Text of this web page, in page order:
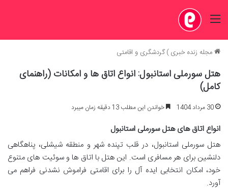
منو
مجله زنده خبری)گردشگری و اقامتی
هتل سورملی استانبول: انواع اتاق ها و امکانات (راهنمای
کامل)
30 مرداد 1404 خواندن این مطلب 13 دقیقه زمان میبرد
انواع اتاق های هتل سورملی استانبول
هتل سورملی استانبول، در قلب تپنده شهر و منطقه شیشلی، پناهگاهی
دلنشین برای هر مسافری است. این هتل با اتاق ها و سوئیت های متنوع
خود، امکان انتخابی ایده آل را برای اقامتی فراموش نشدنی فراهم می
آورد.